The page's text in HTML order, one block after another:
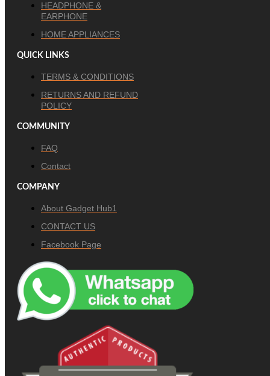
HEADPHONE &
EARPHONE
HOME APPLIANCES
QUICK LINKS
TERMS & CONDITIONS
RETURNS AND REFUND
POLICY
COMMUNITY
FAQ
Contact
COMPANY
About Gadget Hub1
CONTACT US
Facebook Page